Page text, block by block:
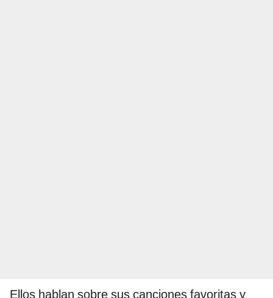
Ellos hablan sobre sus canciones favoritas y